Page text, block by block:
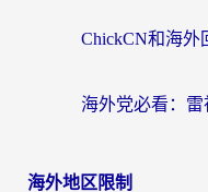
海外地区限制